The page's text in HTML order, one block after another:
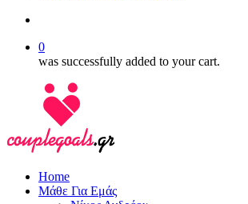
0
was successfully added to your cart.
Home
Μάθε Για Εμάς